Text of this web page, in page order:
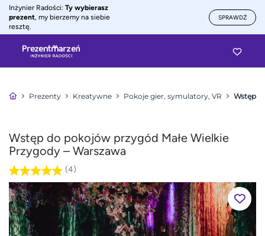
Inżynier Radości: Ty wybierasz
prezent, my bierzemy na siebie
resztę.
SPRAWDŹ
Prezenty Kreatywne Pokoje gier, symulatory, VR Wstęp
Wstęp do pokojów przygód Małe Wielkie
Przygody – Warszawa
(4)